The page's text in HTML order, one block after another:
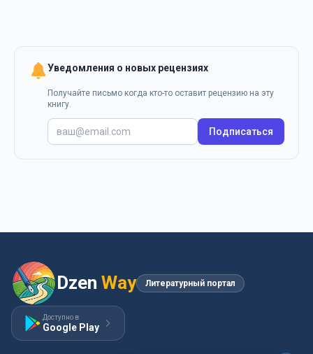
Уведомления о новых рецензиях
Получайте письмо когда кто-то оставит рецензию на эту
книгу.
Подписаться
Dzen Way Литературный портал
Доступно в
Google Play